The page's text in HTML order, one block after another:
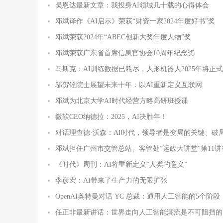
吴恩达最新文章：我投身AI领域几十载的心得体会
邓斌译作《AI启示》荣获“财资一家2024年度好书”奖
邓斌荣获2024年“ABEC创新大奖年度人物”奖
邓斌荣获广东省首席信息官协会10周年纪念奖
马斯克：AI训练数据已耗尽，人形机器人2025年将正
邬贺铨院士展望未来十年：以AI重新定义互联网
邓斌为北京大学AI时代经营方略高研班授课
微软CEO纳德拉：2025，AI决胜年！
对话理查德·沃森：AI时代，领导者是变局的关键、破
邓斌担任广州市交管总站、客管处“运政大讲堂”第11
《时代》周刊：AI将重新定义“人类的意义”
李彦宏：AI带来了生产力的无限扩张
OpenAI奥特曼对话 YC 总裁：通用人工智能的5个阶段
任正非最新讲话：世界走向人工智能潮流是不可阻挡的